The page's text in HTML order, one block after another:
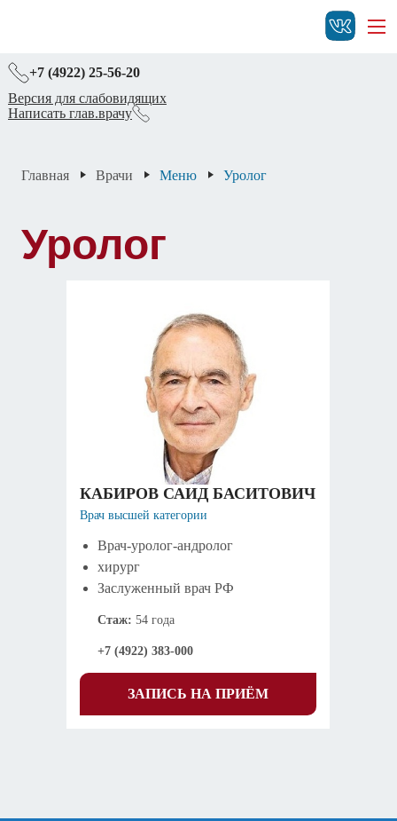
+7 (4922) 25-56-20
Версия для слабовидящих
Написать глав.врачу
Главная Врачи Меню Уролог
Уролог
КАБИРОВ САИД БАСИТОВИЧ
Врач высшей категории
Врач-уролог-андролог
хирург
Заслуженный врач РФ
Стаж: 54 года
+7 (4922) 383-000
ЗАПИСЬ НА ПРИЁМ